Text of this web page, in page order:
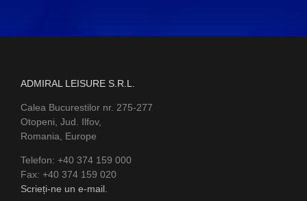
ADMIRAL LEISURE S.R.L.
Calea Bucurestilor nr. 275-277
Otopeni, Jud. Ilfov,
Romania, Europe
Telefon: +40 374 159 000
Fax: +40 374 159 020
Scrieți-ne un e-mail.